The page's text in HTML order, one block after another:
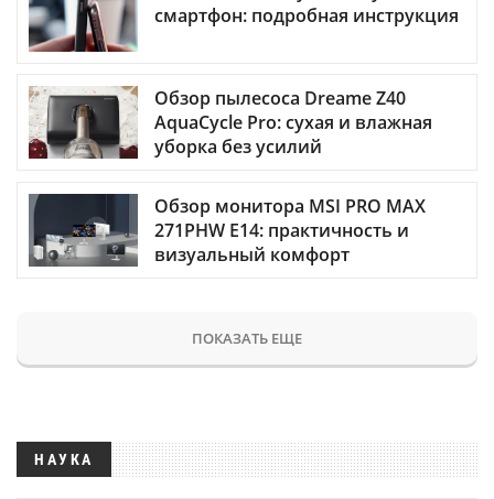
смартфон: подробная инструкция
Обзор пылесоса Dreame Z40
AquaCycle Pro: сухая и влажная
уборка без усилий
Обзор монитора MSI PRO MAX
271PHW E14: практичность и
визуальный комфорт
ПОКАЗАТЬ ЕЩЕ
НАУКА